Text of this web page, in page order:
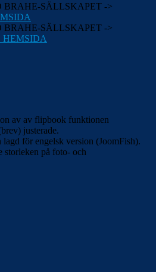
SÄLLSKAPET ->
SÄLLSKAPET ->
HEMSIDA
av av flipbook funktionen
justerade.
för engelsk version (JoomFish).
på foto- och